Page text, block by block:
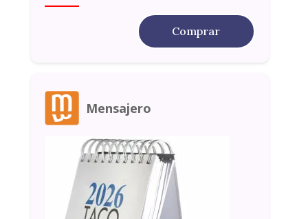
Comprar
Mensajero